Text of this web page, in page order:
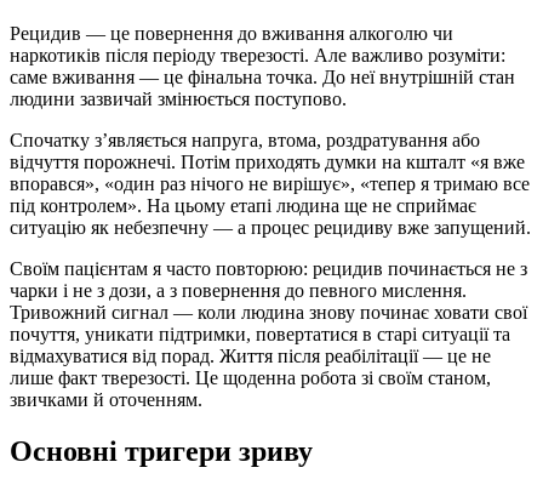
Рецидив — це повернення до вживання алкоголю чи
наркотиків після періоду тверезості. Але важливо розуміти:
саме вживання — це фінальна точка. До неї внутрішній стан
людини зазвичай змінюється поступово.
Спочатку з’являється напруга, втома, роздратування або
відчуття порожнечі. Потім приходять думки на кшталт «я вже
впорався», «один раз нічого не вирішує», «тепер я тримаю все
під контролем». На цьому етапі людина ще не сприймає
ситуацію як небезпечну — а процес рецидиву вже запущений.
Своїм пацієнтам я часто повторюю: рецидив починається не з
чарки і не з дози, а з повернення до певного мислення.
Тривожний сигнал — коли людина знову починає ховати свої
почуття, уникати підтримки, повертатися в старі ситуації та
відмахуватися від порад. Життя після реабілітації — це не
лише факт тверезості. Це щоденна робота зі своїм станом,
звичками й оточенням.
Основні тригери зриву